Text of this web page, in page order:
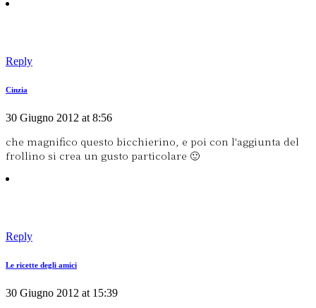
Reply
Cinzia
30 Giugno 2012 at 8:56
che magnifico questo bicchierino, e poi con l'aggiunta del
frollino si crea un gusto particolare 🙂
Reply
Le ricette degli amici
30 Giugno 2012 at 15:39